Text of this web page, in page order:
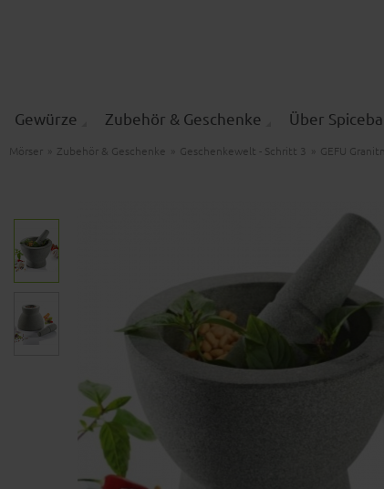
Gewürze Zubehör & Geschenke Über
Mörser » Zubehör & Geschenke » Geschenkewelt - Schritt 3 » GEFU